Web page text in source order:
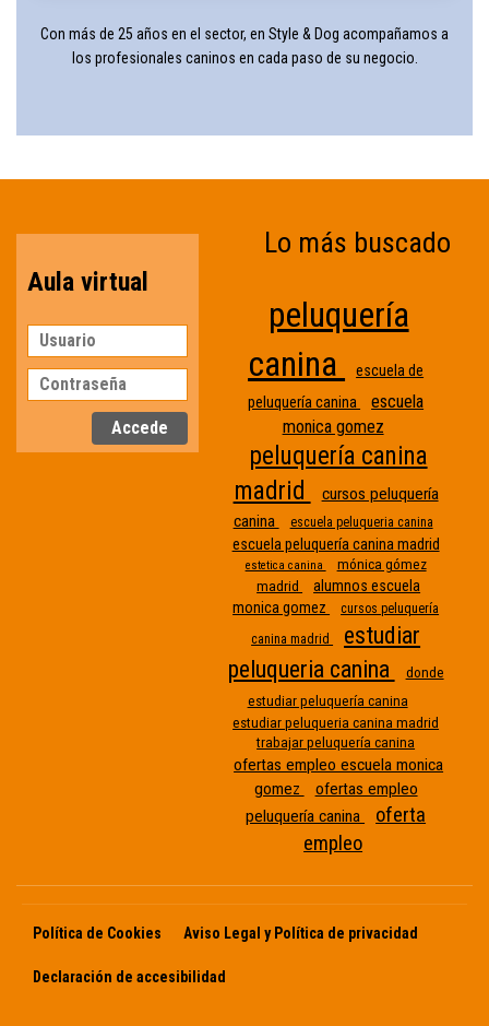
Con más de 25 años en el sector, en Style & Dog acompañamos a
los profesionales caninos en cada paso de su negocio.
Aula virtual
Lo más buscado
peluquería
canina
escuela de
peluquería canina
escuela
monica gomez
peluquería canina
madrid
cursos peluquería
canina
escuela peluqueria canina
escuela peluquería canina madrid
estetica canina
mónica gómez
madrid
alumnos escuela
monica gomez
cursos peluquería
canina madrid
estudiar
peluqueria canina
donde
estudiar peluquería canina
sin
estudiar peluqueria canina madrid
trabajar peluquería canina
ofertas empleo escuela monica
gomez
ofertas empleo
peluquería canina
oferta
empleo
Política de Cookies Aviso Legal y Política de privacidad
Declaración de accesibilidad